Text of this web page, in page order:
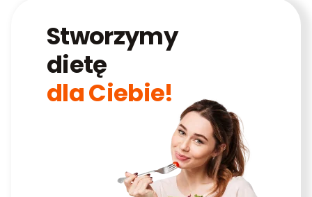
Stworzymy
dietę
dla Ciebie!